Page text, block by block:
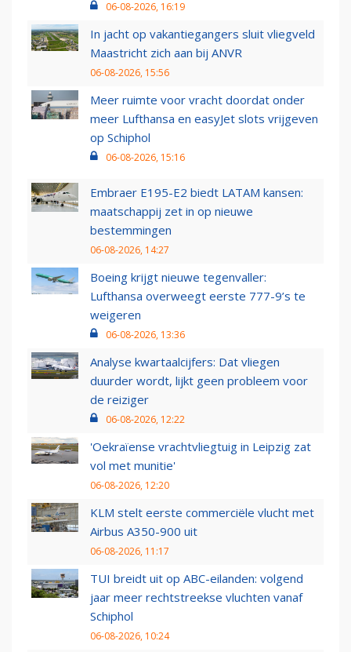
06-08-2026, 16:19
In jacht op vakantiegangers sluit vliegveld
Maastricht zich aan bij ANVR
06-08-2026, 15:56
Meer ruimte voor vracht doordat onder
meer Lufthansa en easyJet slots vrijgeven
op Schiphol
06-08-2026, 15:16
Embraer E195-E2 biedt LATAM kansen:
maatschappij zet in op nieuwe
bestemmingen
06-08-2026, 14:27
Boeing krijgt nieuwe tegenvaller:
Lufthansa overweegt eerste 777-9’s te
weigeren
06-08-2026, 13:36
Analyse kwartaalcijfers: Dat vliegen
duurder wordt, lijkt geen probleem voor
de reiziger
06-08-2026, 12:22
'Oekraïense vrachtvliegtuig in Leipzig zat
vol met munitie'
06-08-2026, 12:20
KLM stelt eerste commerciële vlucht met
Airbus A350-900 uit
06-08-2026, 11:17
TUI breidt uit op ABC-eilanden: volgend
jaar meer rechtstreekse vluchten vanaf
Schiphol
06-08-2026, 10:24